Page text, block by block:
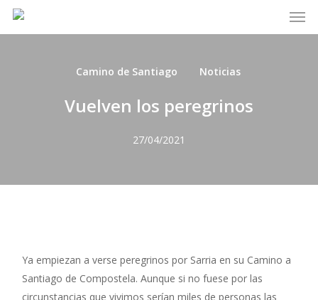
Skip
Camino de Santiago Noticias
Vuelven los peregrinos
27/04/2021
Ya empiezan a verse peregrinos por Sarria en su Camino a
Santiago de Compostela. Aunque si no fuese por las
circunstancias que vivimos serían miles de personas las